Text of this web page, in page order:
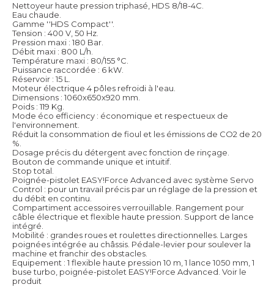
Nettoyeur haute pression triphasé, HDS 8/18-4C.
Eau chaude.
Gamme ''HDS Compact''.
Tension : 400 V, 50 Hz.
Pression maxi : 180 Bar.
Débit maxi : 800 L/h.
Température maxi : 80/155 °C.
Puissance raccordée : 6 kW.
Réservoir : 15 L.
Moteur électrique 4 pôles refroidi à l'eau.
Dimensions : 1060x650x920 mm.
Poids : 119 Kg.
Mode éco efficiency : économique et respectueux de
l'environnement.
Réduit la consommation de fioul et les émissions de CO2 de 20
%.
Dosage précis du détergent avec fonction de rinçage.
Bouton de commande unique et intuitif.
Stop total.
Poignée-pistolet EASY!Force Advanced avec système Servo
Control : pour un travail précis par un réglage de la pression et
du débit en continu.
Compartiment accessoires verrouillable. Rangement pour
câble électrique et flexible haute pression. Support de lance
intégré.
Mobilité : grandes roues et roulettes directionnelles. Larges
poignées intégrée au châssis. Pédale-levier pour soulever la
machine et franchir des obstacles.
Equipement : 1 flexible haute pression 10 m, 1 lance 1050 mm, 1
buse turbo, poignée-pistolet EASY!Force Advanced. Voir le
produit